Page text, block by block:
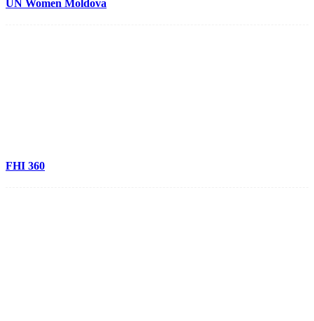
UN Women Moldova
FHI 360